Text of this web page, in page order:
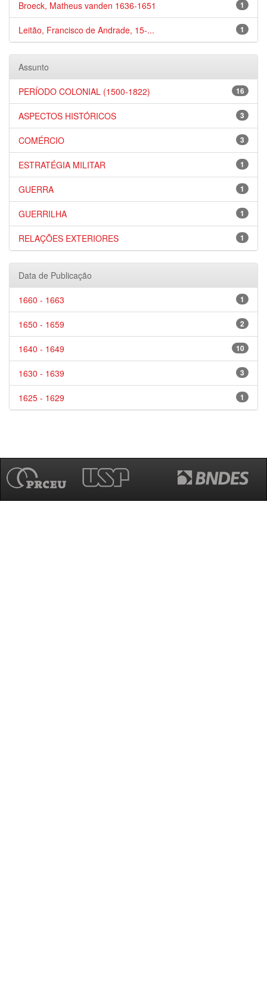
1
Broeck, Matheus vanden 1636-1651
1
Leitão, Francisco de Andrade, 15-...
Assunto
16
PERÍODO COLONIAL (1500-1822)
3
ASPECTOS HISTÓRICOS
3
COMÉRCIO
1
ESTRATÉGIA MILITAR
1
GUERRA
1
GUERRILHA
1
RELAÇÕES EXTERIORES
Data de Publicação
1
1660 - 1663
2
1650 - 1659
10
1640 - 1649
3
1630 - 1639
1
1625 - 1629